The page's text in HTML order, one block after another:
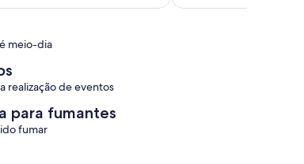
meio-dia
realização de eventos
para fumantes
fumar